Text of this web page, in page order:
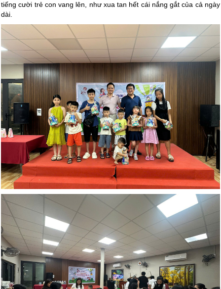
tiếng cười trẻ con vang lên, như xua tan hết cái nắng gắt của cả ngày
dài.